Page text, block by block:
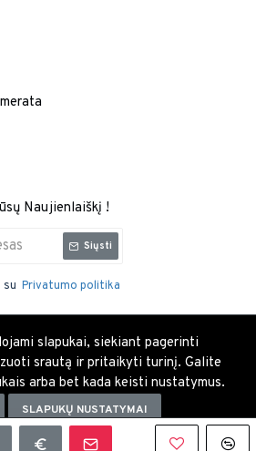
Naujienlaiškį !
Siųsti
su Privatumo politika
slapukai, siekiant pagerinti
srautą ir pritaikyti turinį. Galite
arba bet kada keisti nustatymus.
SLAPUKŲ NUSTATYMAI